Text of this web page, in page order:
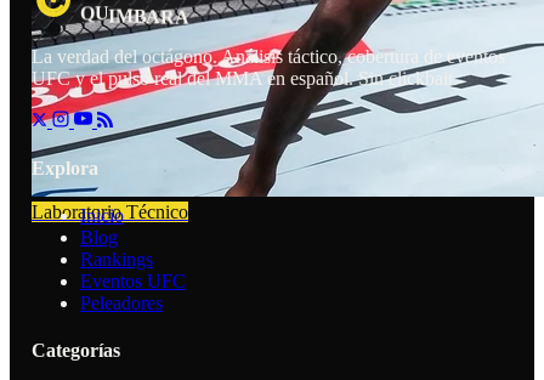
Laboratorio Técnico
QUIMBARA
La verdad del octágono. Análisis táctico, cobertura de eventos
UFC y el pulso real del MMA en español. Sin clickbait.
Explora
Inicio
Blog
Rankings
Eventos UFC
Peleadores
Categorías